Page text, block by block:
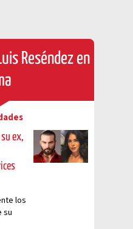
Reséndez en
ex,
los
su